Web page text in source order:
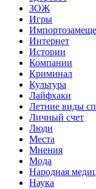
ЗОЖ
Игры
Интернет
Истории
Компании
Криминал
Культура
Лайфхаки
Летние виды
Личный счет
Люди
Места
Мнения
Мода
Народная
Наука